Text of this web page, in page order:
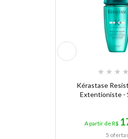
★ ★ ★ ★
Kérastase
Extentioniste -
A partir de R$
5 ofertas